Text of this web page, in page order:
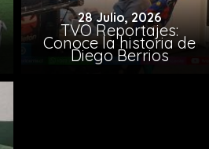
28 Julio, 2026
TVO Reportajes:
Conoce la historia de
Diego Berrios